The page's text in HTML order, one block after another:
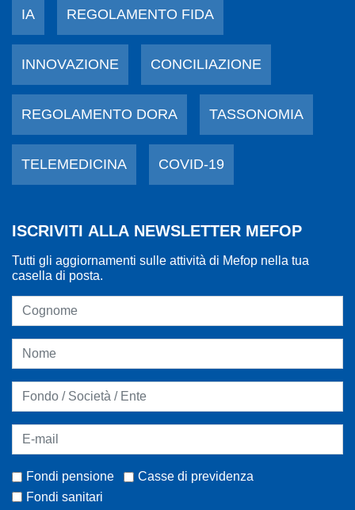
IA REGOLAMENTO FIDA
INNOVAZIONE CONCILIAZIONE
REGOLAMENTO DORA TASSONOMIA
TELEMEDICINA COVID-19
ISCRIVITI ALLA NEWSLETTER MEFOP
Tutti gli aggiornamenti sulle attività di Mefop nella tua
casella di posta.
Fondi pensione
Casse di previdenza
Fondi sanitari